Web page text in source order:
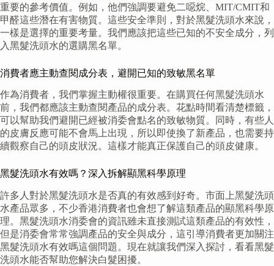
重要的參考價值。例如，他們強調要避免二噁烷、MIT/CMIT和
甲醛這些潛在有害物質。這些安全準則，對於黑髮洗頭水來說，
一樣是選擇的重要考量。我們應該把這些已知的不安全成分，列
入黑髮洗頭水的選購黑名單。
消費者應主動查閱成分表，避開已知的致敏黑名單
作為消費者，我們掌握主動權很重要。在購買任何黑髮洗頭水
前，我們都應該主動查閱產品的成分表。花點時間看清楚標籤，
可以幫助我們避開已經被消委會點名的致敏物質。同時，有些人
的皮膚反應可能不會馬上出現，所以即使換了新產品，也需要持
續觀察自己的頭皮狀況。這樣才能真正保護自己的頭皮健康。
黑髮洗頭水有效嗎？深入拆解顯黑科學原理
許多人對於黑髮洗頭水是否真的有效感到好奇。市面上黑髮洗頭
水產品眾多，不少香港消費者也會想了解這類產品的顯黑科學原
理。黑髮洗頭水消委會的資訊雖未直接測試這類產品的有效性，
但是消委會常常強調產品的安全與成分，這引導消費者更加關注
黑髮洗頭水有效嗎這個問題。現在就讓我們深入探討，看看黑髮
洗頭水能否幫助您解決白髮困擾。